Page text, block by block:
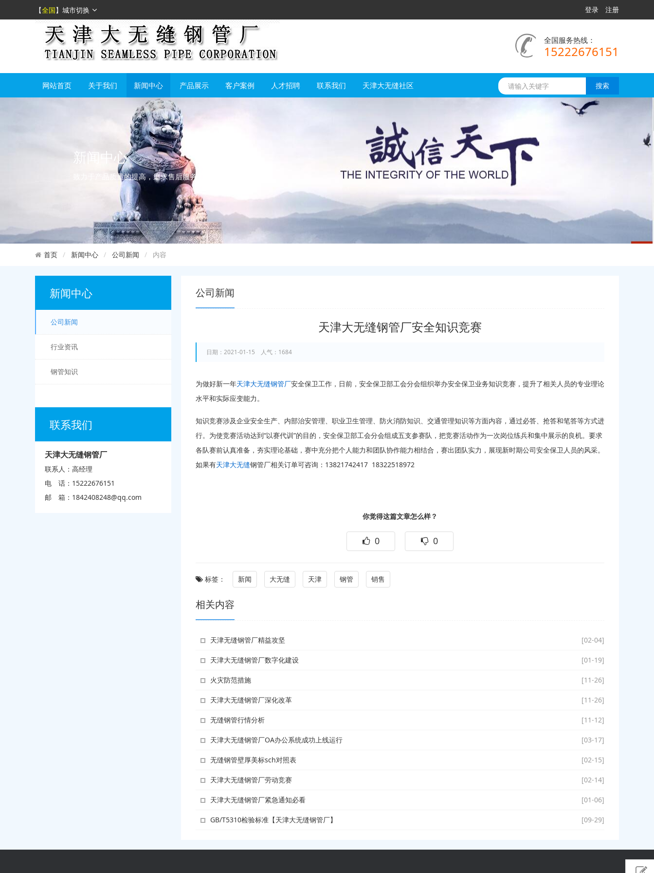
【全国】 城市切换 登录 注册
全国服务热线：
15222676151
网站首页 关于我们 新闻中心 产品展示 客户案例 人才招聘 联系我们 天津大无缝社区
新闻中心
致力于产品质量的提高，追求售后服务的满意
首页 新闻中心 公司新闻 内容
新闻中心
公司新闻
行业资讯
钢管知识
联系我们
天津大无缝钢管厂
联系人：高经理
电 话：15222676151
邮 箱： 1842408248@qq.com
公司新闻
天津大无缝钢管厂安全知识竞赛
日期：2021-01-15 人气：1684
为做好新一年天津大无缝钢管厂安全保卫工作，日前，安全保卫部工会分会组织举办安全保卫业务知识竞赛，提升了相关人员的专业理论
水平和实际应变能力。
知识竞赛涉及企业安全生产、内部治安管理、职业卫生管理、防火消防知识、交通管理知识等方面内容，通过必答、抢答和笔答等方式进
行。为使竞赛活动达到“以赛代训”的目的，安全保卫部工会分会组成五支参赛队，把竞赛活动作为一次岗位练兵和集中展示的良机。要求
各队赛前认真准备，夯实理论基础，赛中充分把个人能力和团队协作能力相结合，赛出团队实力，展现新时期公司安全保卫人员的风采。
如果有天津大无缝钢管厂相关订单可咨询：13821742417 18322518972
你觉得这篇文章怎么样？
0 0
标签： 新闻 大无缝 天津 钢管 销售
相关内容
[02-04]
天津无缝钢管厂精益攻坚
[01-19]
天津大无缝钢管厂数字化建设
[11-26]
火灾防范措施
[11-26]
天津大无缝钢管厂深化改革
[11-12]
无缝钢管行情分析
[03-17]
天津大无缝钢管厂OA办公系统成功上线运行
[02-15]
无缝钢管壁厚美标sch对照表
[02-14]
天津大无缝钢管厂劳动竞赛
[01-06]
天津大无缝钢管厂紧急通知必看
[09-29]
GB/T5310检验标准【天津大无缝钢管厂】